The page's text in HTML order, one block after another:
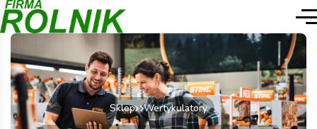
Sklep Wertykulatory